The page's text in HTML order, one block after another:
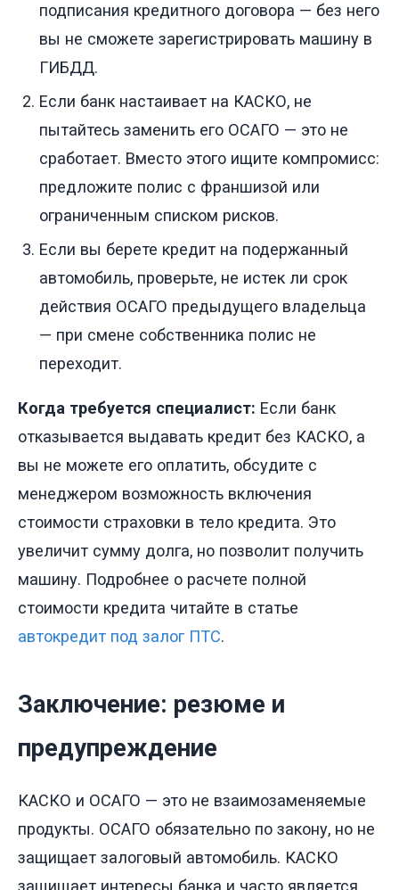
подписания кредитного договора — без него
вы не сможете зарегистрировать машину в
ГИБДД.
Если банк настаивает на КАСКО, не
пытайтесь заменить его ОСАГО — это не
сработает. Вместо этого ищите компромисс:
предложите полис с франшизой или
ограниченным списком рисков.
Если вы берете кредит на подержанный
автомобиль, проверьте, не истек ли срок
действия ОСАГО предыдущего владельца
— при смене собственника полис не
переходит.
Когда требуется специалист: Если банк
отказывается выдавать кредит без КАСКО, а
вы не можете его оплатить, обсудите с
менеджером возможность включения
стоимости страховки в тело кредита. Это
увеличит сумму долга, но позволит получить
машину. Подробнее о расчете полной
стоимости кредита читайте в статье
автокредит под залог ПТС.
Заключение: резюме и
предупреждение
КАСКО и ОСАГО — это не взаимозаменяемые
продукты. ОСАГО обязательно по закону, но не
защищает залоговый автомобиль. КАСКО